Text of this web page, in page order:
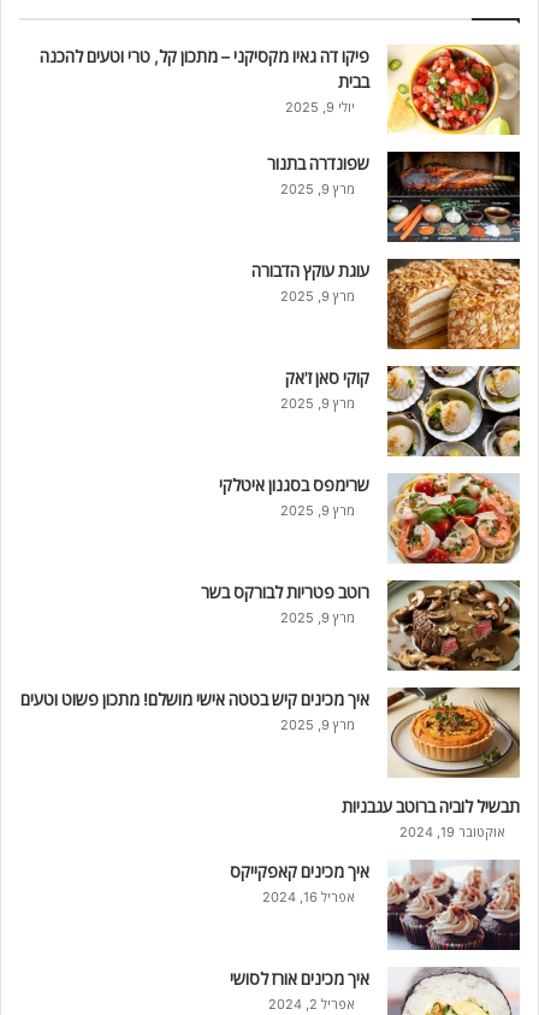
פיקו דה גאיו מקסיקני – מתכון קל, טרי וטעים להכנה
בבית
יולי 9, 2025
שפונדרה בתנור
מרץ 9, 2025
עוגת עוקץ הדבורה
מרץ 9, 2025
קוקי סאן ז'אק
מרץ 9, 2025
שרימפס בסגנון איטלקי
מרץ 9, 2025
רוטב פטריות לבורקס בשר
מרץ 9, 2025
איך מכינים קיש בטטה אישי מושלם! מתכון פשוט וטעים
מרץ 9, 2025
תבשיל לוביה ברוטב עגבניות
אוקטובר 19, 2024
איך מכינים קאפקייקס
אפריל 16, 2024
איך מכינים אורז לסושי
אפריל 2, 2024